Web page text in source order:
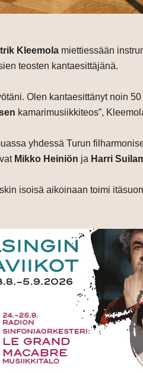
Kleemola miettiessään
teosten kantaesittäjänä.
Olen kantaesittänyt noin
kamarimusiikkiteos”,
yhdessä Turun
Mikko Heiniön ja Harri
isoisä aikoinaan toimi